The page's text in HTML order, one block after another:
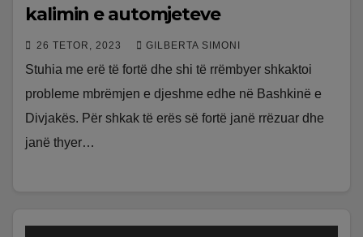
kalimin e automjeteve
26 TETOR, 2023 GILBERTA SIMONI
Stuhia me erë të fortë dhe shi të rrëmbyer shkaktoi
probleme mbrëmjen e djeshme edhe në Bashkinë e
Divjakës. Për shkak të erës së fortë janë rrëzuar dhe
janë thyer…